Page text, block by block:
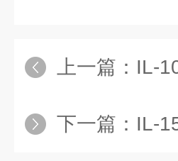
上一篇： IL-
下一篇： IL-